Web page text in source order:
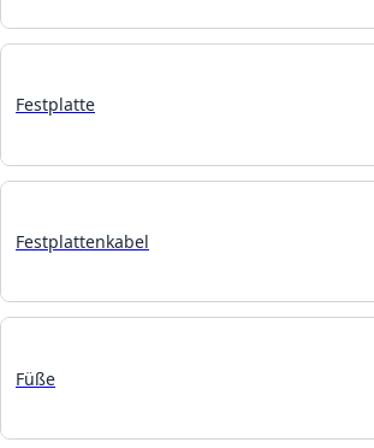
Festplatte
Festplattenkabel
Füße